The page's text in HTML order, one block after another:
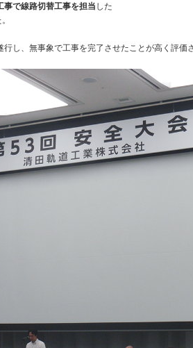
事で線路切替工事を担当 した
し、無事象で工事を完了させたことが高く評価